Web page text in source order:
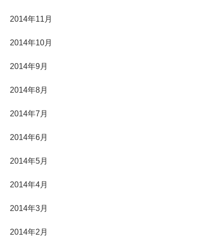
2014年11月
2014年10月
2014年9月
2014年8月
2014年7月
2014年6月
2014年5月
2014年4月
2014年3月
2014年2月